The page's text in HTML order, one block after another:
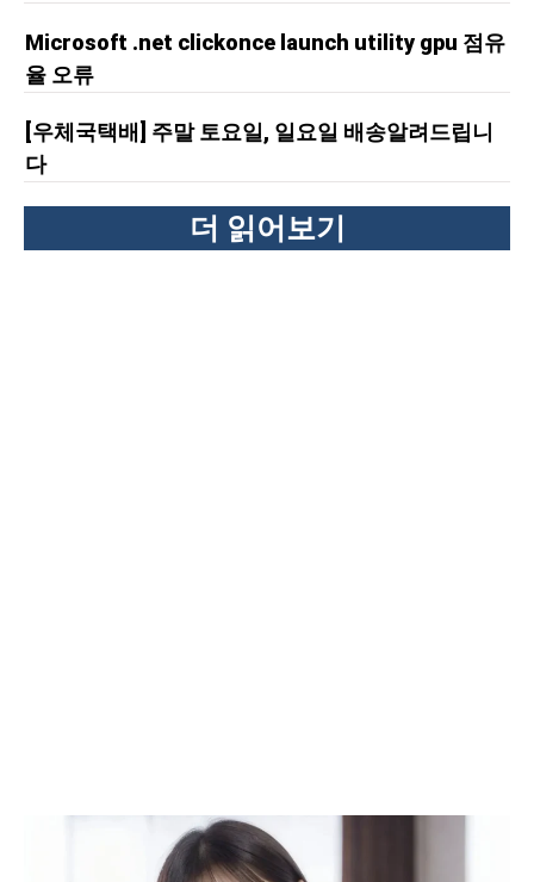
Microsoft .net clickonce launch utility gpu 점유
율 오류
[우체국택배] 주말 토요일, 일요일 배송알려드립니
다
더 읽어보기